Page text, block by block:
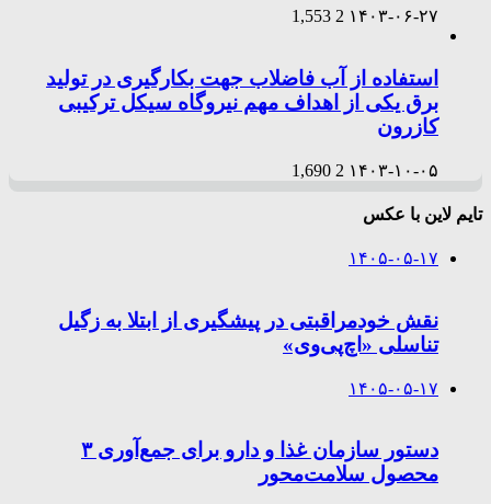
۱۴۰۳-۰۶-۲۷ 2
1,553
استفاده از آب فاضلاب جهت بکارگیری در تولید
برق یکی از اهداف مهم نیروگاه سیکل ترکیبی
کازرون
۱۴۰۳-۱۰-۰۵ 2
1,690
تایم لاین با عکس
۱۴۰۵-۰۵-۱۷
نقش خودمراقبتی در پیشگیری از ابتلا به زگیل
تناسلی «اچ‌پی‌وی»
۱۴۰۵-۰۵-۱۷
دستور سازمان غذا و دارو برای جمع‌آوری ۳
محصول سلامت‌محور